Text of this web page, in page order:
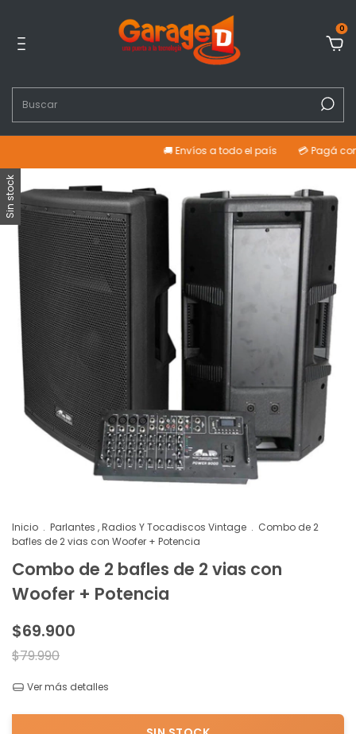
0
🚚 Envíos a todo el país 💳 Pagá con
Sin stock
Inicio . Parlantes , Radios Y Tocadiscos Vintage . Combo de 2
bafles de 2 vias con Woofer + Potencia
Combo de 2 bafles de 2 vias con
Woofer + Potencia
$69.900
$79.990
Ver más detalles